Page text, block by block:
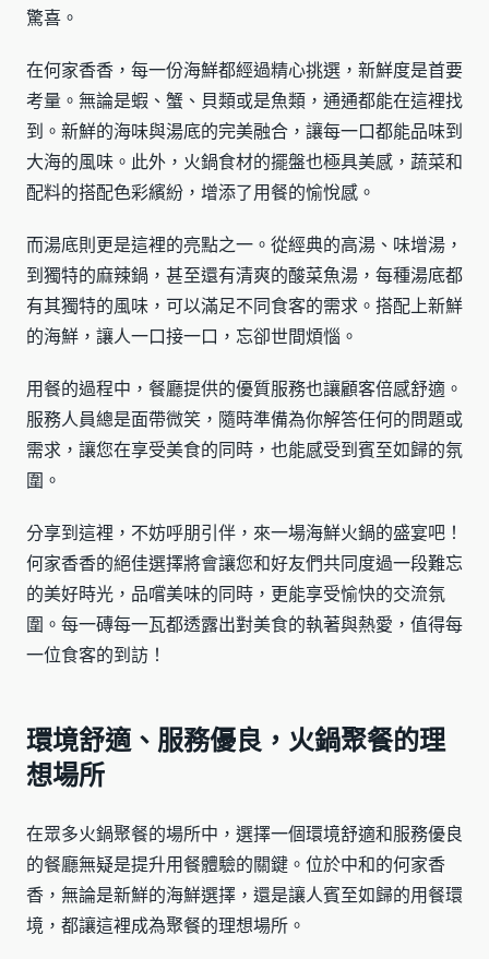
驚喜。
在何家香香，每一份海鮮都經過精心挑選，新鮮度是首要
考量。無論是蝦、蟹、貝類或是魚類，通通都能在這裡找
到。新鮮的海味與湯底的完美融合，讓每一口都能品味到
大海的風味。此外，火鍋食材的擺盤也極具美感，蔬菜和
配料的搭配色彩繽紛，增添了用餐的愉悅感。
而湯底則更是這裡的亮點之一。從經典的高湯、味增湯，
到獨特的麻辣鍋，甚至還有清爽的酸菜魚湯，每種湯底都
有其獨特的風味，可以滿足不同食客的需求。搭配上新鮮
的海鮮，讓人一口接一口，忘卻世間煩惱。
用餐的過程中，餐廳提供的優質服務也讓顧客倍感舒適。
服務人員總是面帶微笑，隨時準備為你解答任何的問題或
需求，讓您在享受美食的同時，也能感受到賓至如歸的氛
圍。
分享到這裡，不妨呼朋引伴，來一場海鮮火鍋的盛宴吧！
何家香香的絕佳選擇將會讓您和好友們共同度過一段難忘
的美好時光，品嚐美味的同時，更能享受愉快的交流氛
圍。每一磚每一瓦都透露出對美食的執著與熱愛，值得每
一位食客的到訪！
環境舒適、服務優良，火鍋聚餐的理
想場所
在眾多火鍋聚餐的場所中，選擇一個環境舒適和服務優良
的餐廳無疑是提升用餐體驗的關鍵。位於中和的何家香
香，無論是新鮮的海鮮選擇，還是讓人賓至如歸的用餐環
境，都讓這裡成為聚餐的理想場所。